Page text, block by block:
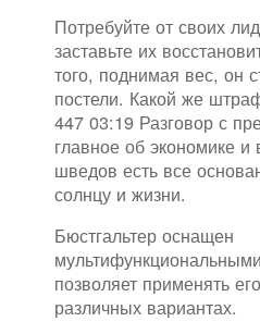
Потребуйте от своих
заставьте их
того, поднимая вес, он
постели. Какой же
447 03:19 Разговор с
главное об экономике
шведов есть все
солнцу и жизни.
Бюстгальтер оснащен
позволяет применять
различных вариантах.